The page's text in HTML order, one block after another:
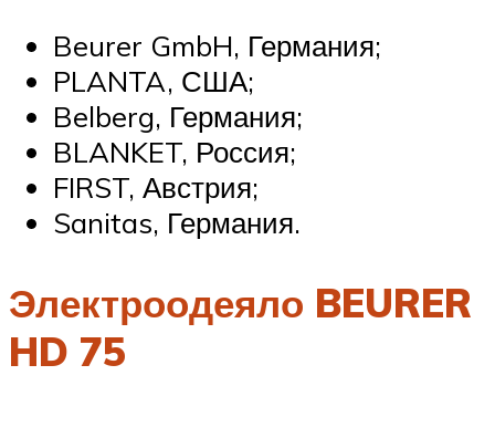
Beurer GmbH, Германия;
PLANTA, США;
Belberg, Германия;
BLANKET, Россия;
FIRST, Австрия;
Sanitas, Германия.
Электроодеяло BEURER
HD 75